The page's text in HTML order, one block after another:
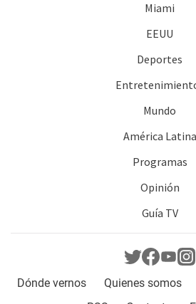
Miami
EEUU
Deportes
Mundo
América Latina
Programas
Opinión
Guía TV
Dónde vernos Quienes somos